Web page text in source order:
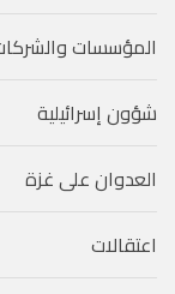
المؤسسات
شؤون إسرائيلية
العدوان على غزة
اعتقالات